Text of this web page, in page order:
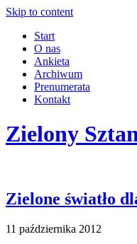
Skip to content
Start
O nas
Ankieta
Archiwum
Prenumerata
Kontakt
Zielony
Zielone światło
11 października 2012